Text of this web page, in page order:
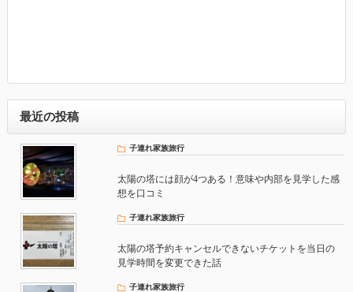
最近の投稿
子連れ家族旅行
太陽の塔には顔が4つある！意味や内部を見学した感
想を口コミ
子連れ家族旅行
太陽の塔予約キャンセルできないチケットを当日の
見学時間を変更できた話
子連れ家族旅行